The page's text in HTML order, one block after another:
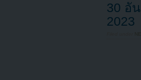
30 อั
2023